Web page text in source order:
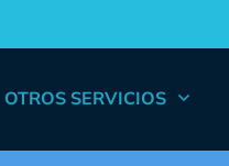
OTROS SERVICIOS